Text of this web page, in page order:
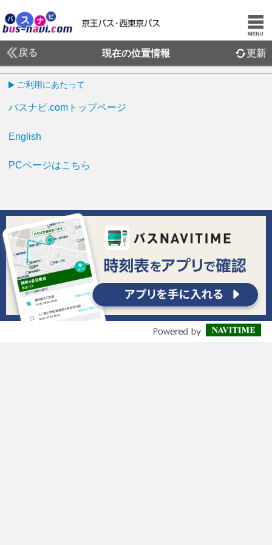
戻る 現在の位置情報 更新
ご利用にあたって
バスナビ.comトップページ
English
PCページはこちら